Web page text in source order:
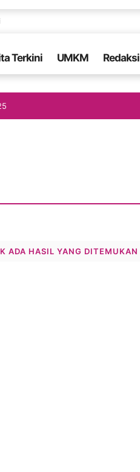
Terkini UMKM Redaksi
ADA HASIL YANG DITEMUKAN